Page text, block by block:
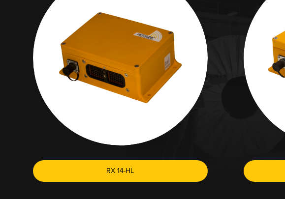
RX 14-HL